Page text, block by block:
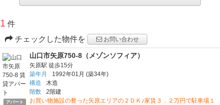
1 件
チェックした物件を
お問い合わせ
アパート
山口市矢原750-8（メゾンソフィア）
矢原駅 徒歩15分
築年月
1992年01月 (築34年)
構造
木造
階数
2階建
お買い物施設の整った矢原エリアの２ＤＫ♪家賃３．２万円で駐車場１